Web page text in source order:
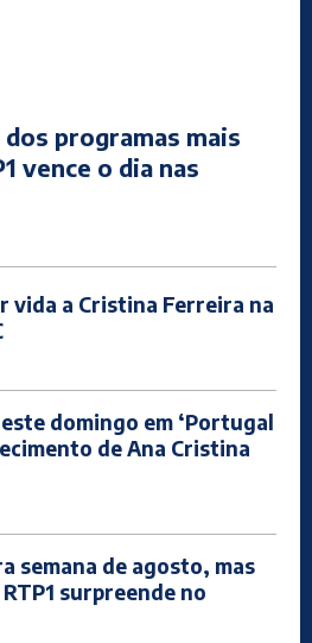
dos programas mais
vence o dia nas
vida a Cristina Ferreira na
domingo em ‘Portugal
de Ana Cristina
semana de agosto, mas
surpreende no